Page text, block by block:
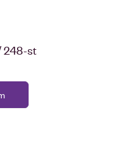
248-st